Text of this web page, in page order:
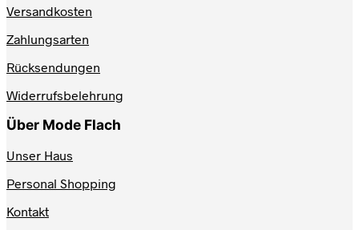
Versandkosten
Zahlungsarten
Rücksendungen
Widerrufsbelehrung
Über Mode Flach
Unser Haus
Personal Shopping
Kontakt